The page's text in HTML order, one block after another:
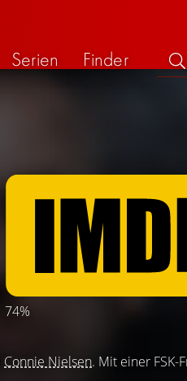
Serien
Finder
74%
Connie Nielsen. Mit einer FSK-